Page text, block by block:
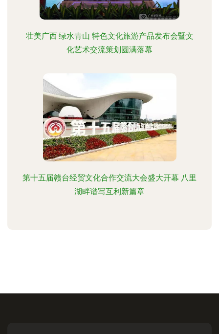
壮美广西·绿水青山 特色文化旅游产品发布会暨文
化艺术交流策划圆满落幕
第十五届赣台经贸文化合作交流大会盛大开幕 八里
湖畔谱写互利新篇章